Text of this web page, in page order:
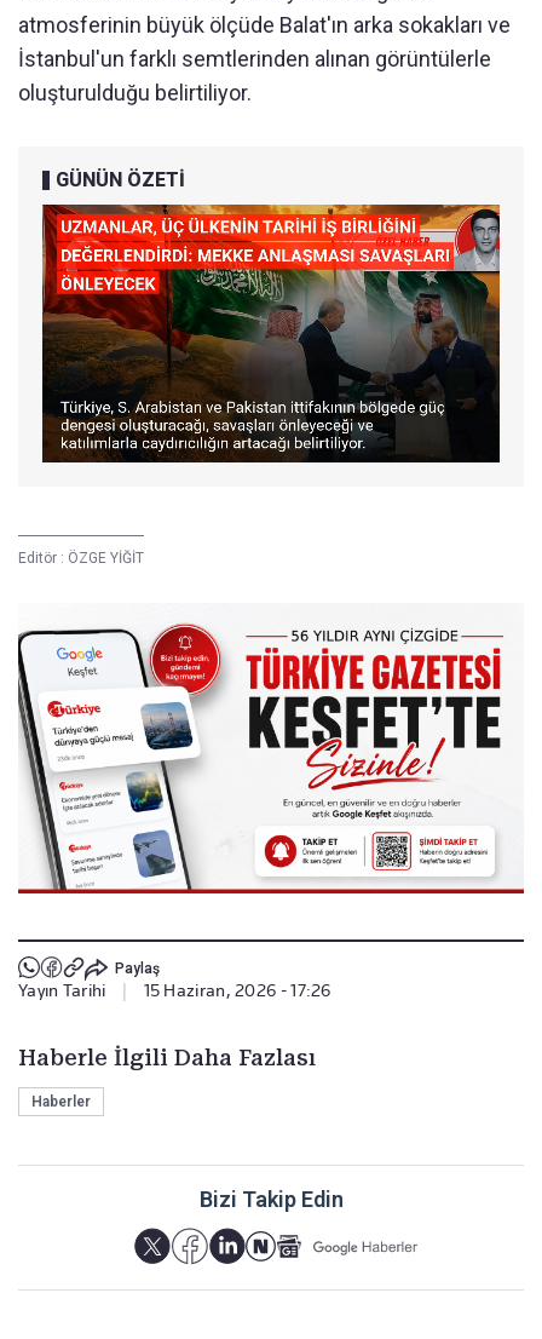
atmosferinin büyük ölçüde Balat'ın arka sokakları ve
İstanbul'un farklı semtlerinden alınan görüntülerle
oluşturulduğu belirtiliyor.
GÜNÜN ÖZETİ
Editör : ÖZGE YİĞİT
Paylaş
Yayın Tarihi | 15 Haziran, 2026 - 17:26
Haberle İlgili Daha Fazlası
Haberler
Bizi Takip Edin